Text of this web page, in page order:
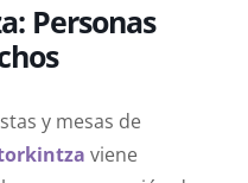
Personas
y mesas de
viene